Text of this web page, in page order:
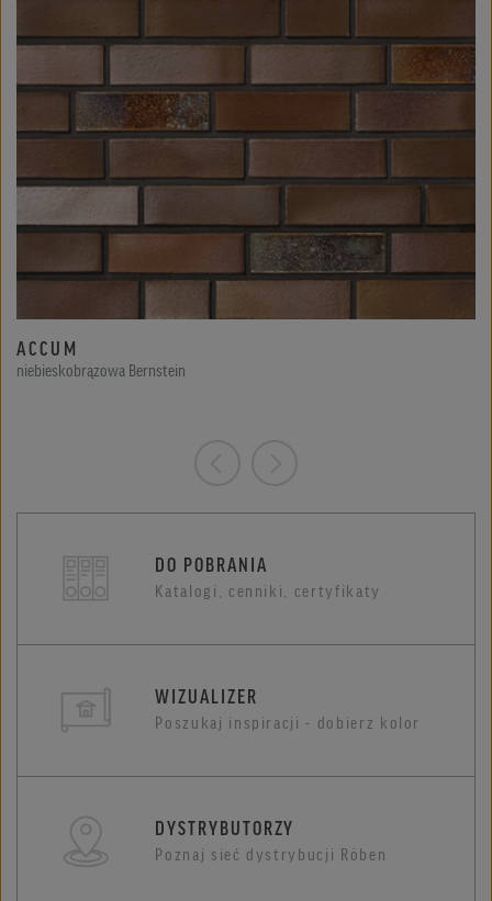
ACCUM
niebieskobrązowa Bernstein
DO POBRANIA
Katalogi, cenniki, certyfikaty
WIZUALIZER
Poszukaj inspiracji - dobierz kolor
DYSTRYBUTORZY
Poznaj sieć dystrybucji Röben